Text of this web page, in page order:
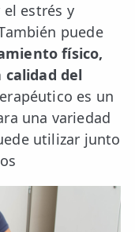
estrés y
puede
físico,
del
es un
una variedad
utilizar junto